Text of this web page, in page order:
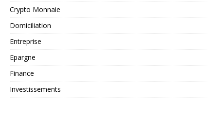
Crypto Monnaie
Domiciliation
Entreprise
Epargne
Finance
Investissements